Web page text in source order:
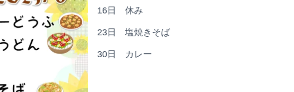
16日 休み
23日 塩焼きそば
30日 カレー